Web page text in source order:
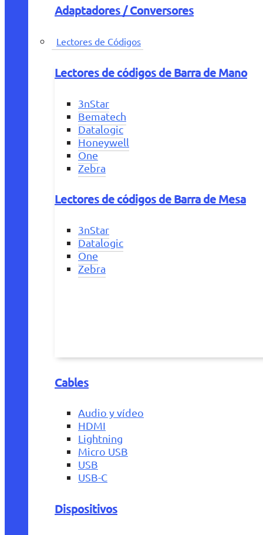
Adaptadores / Conversores
Lectores de Códigos
Lectores de códigos de Barra de Mano
3nStar
Bematech
Datalogic
Honeywell
One
Zebra
Lectores de códigos de Barra de Mesa
3nStar
Datalogic
One
Zebra
Cables
Audio y vídeo
HDMI
Lightning
Micro USB
USB
USB-C
Dispositivos